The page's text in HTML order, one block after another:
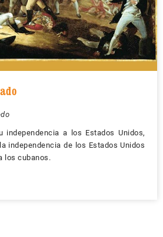
independencia a los Estados Unidos,
independencia de los Estados Unidos
los cubanos.